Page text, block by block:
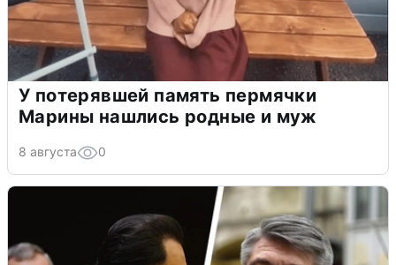
У потерявшей память пермячки
Марины нашлись родные и муж
8 августа 0